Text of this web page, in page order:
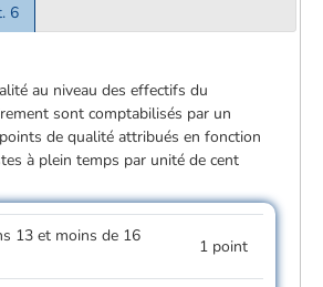
6
au niveau des effectifs du
sont comptabilisés par un
de qualité attribués en fonction
à plein temps par unité de cent
13 et moins de 16
1 point